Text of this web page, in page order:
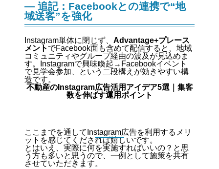
— 追記：Facebookとの連携で“地
域送客”を強化
Instagram単体に閉じず、 Advantage+プレース
メント でFacebook面も含めて配信すると、地域
コミュニティやグループ経由の波及が見込めま
す。Instagramで興味喚起→Facebookイベント
で見学会参加、という二段構えが効きやすい構
造です。
不動産のInstagram広告活用アイデア5選｜集客
数を伸ばす運用ポイント
ここまでを通してInstagram広告を利用するメリ
ットを感じてくだされば嬉しいです。
とはいえ、実際に何を実施すればいいの？と思
う方も多いと思うので、一例として施策を共有
させていただきます。